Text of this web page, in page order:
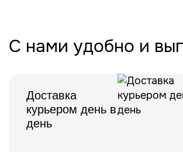
С нами удобно и
Доставка
курьером день в
день